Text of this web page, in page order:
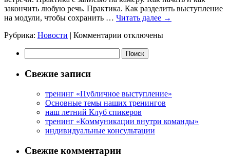
закончить любую речь. Практика. Как разделить выступление
на модули, чтобы сохранить … Читать далее →
Рубрика: Новости | Комментарии к
тренинг
отключены
Свежие записи
тренинг «Публичное выступление»
Основные темы наших тренингов
наш летний Клуб спикеров
тренинг «Коммуникации внутри команды»
индивидуальные консультации
Свежие комментарии